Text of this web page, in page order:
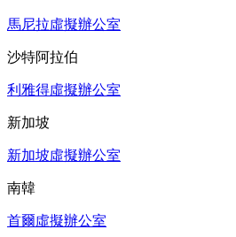
馬尼拉虛擬辦公室
沙特阿拉伯
利雅得虛擬辦公室
新加坡
新加坡虛擬辦公室
南韓
首爾虛擬辦公室